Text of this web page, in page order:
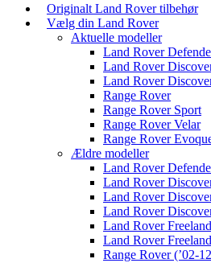
Originalt Land Rover tilbehør
Vælg din Land Rover
Aktuelle modeller
Land Rover
Land Rover
Land Rover
Range Rover
Range Rover Sport
Range Rover Velar
Range Rover
Ældre modeller
Land Rover
Land Rover
Land Rover
Land Rover
Land Rover
Land Rover
Range Rover (’02-